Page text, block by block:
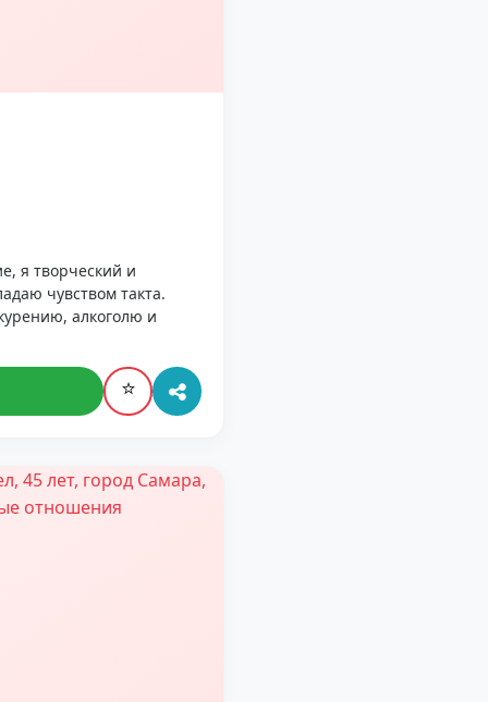
я творческий и
чувством такта.
алкоголю и
⭐